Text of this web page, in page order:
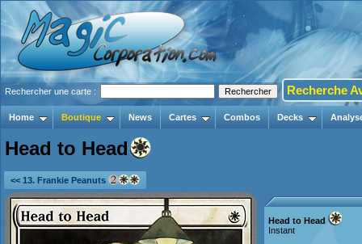
Rechercher une carte : Recherche
Home Boutique News Cartes Combos Decks
Head to Head
<< 13. Frankie Peanuts
Head to Head
Instant